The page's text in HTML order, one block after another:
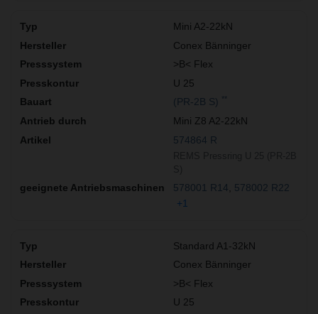
Mini A2-22kN
Conex Bänninger
>B< Flex
U 25
(PR-2B S)
Mini Z8 A2-22kN
574864 R
578001 R14
578002 R22
+1
Standard A1-32kN
Conex Bänninger
>B< Flex
U 25